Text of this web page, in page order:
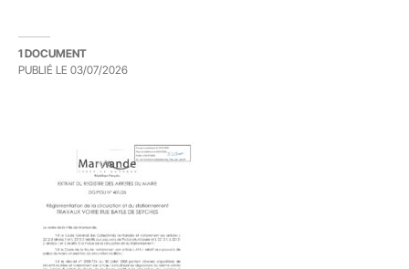
1 DOCUMENT
PUBLIÉ LE 03/07/2026